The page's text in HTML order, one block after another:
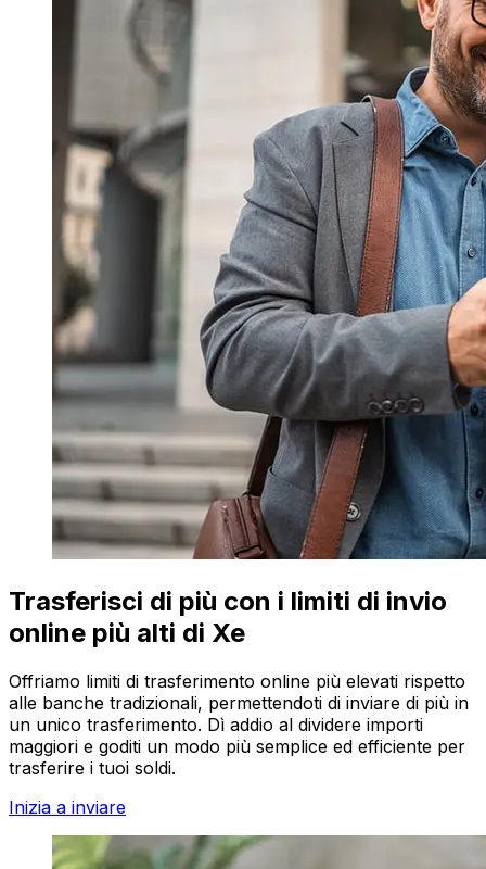
Trasferisci di più con i limiti di invio
online più alti di Xe
Offriamo limiti di trasferimento online più elevati rispetto
alle banche tradizionali, permettendoti di inviare di più in
un unico trasferimento. Dì addio al dividere importi
maggiori e goditi un modo più semplice ed efficiente per
trasferire i tuoi soldi.
Inizia a inviare